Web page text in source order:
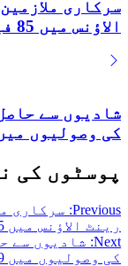
سرکاری
الاؤنس میں 85 فیصد اضافہ منظور
شادیوں سے
کی وصولیوں میں 19 فیصد
پوسٹوں کی
Previous: سرکاری
رینٹ الاؤنس میں 85 فیصد اضافہ منظور
Next: شادیوں سے
کی وصولیوں میں 19 فیصد اضافہ